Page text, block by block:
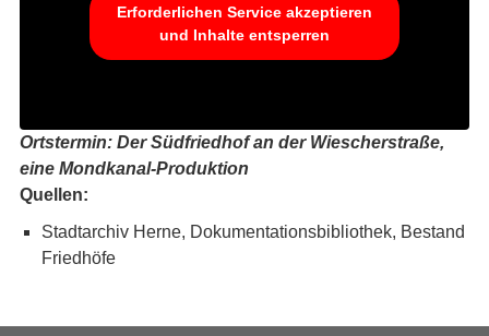
Erforderlichen Service akzeptieren
und Inhalte entsperren
Ortstermin: Der Südfriedhof an der Wiescherstraße,
eine Mondkanal-Produktion
Quellen:
Stadtarchiv Herne, Dokumentationsbibliothek, Bestand
Friedhöfe